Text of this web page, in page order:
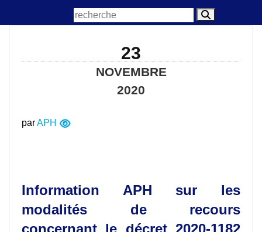
23
NOVEMBRE
2020
parAPH
Information APH sur les
modalités de recours
concernant le décret 2020-1182